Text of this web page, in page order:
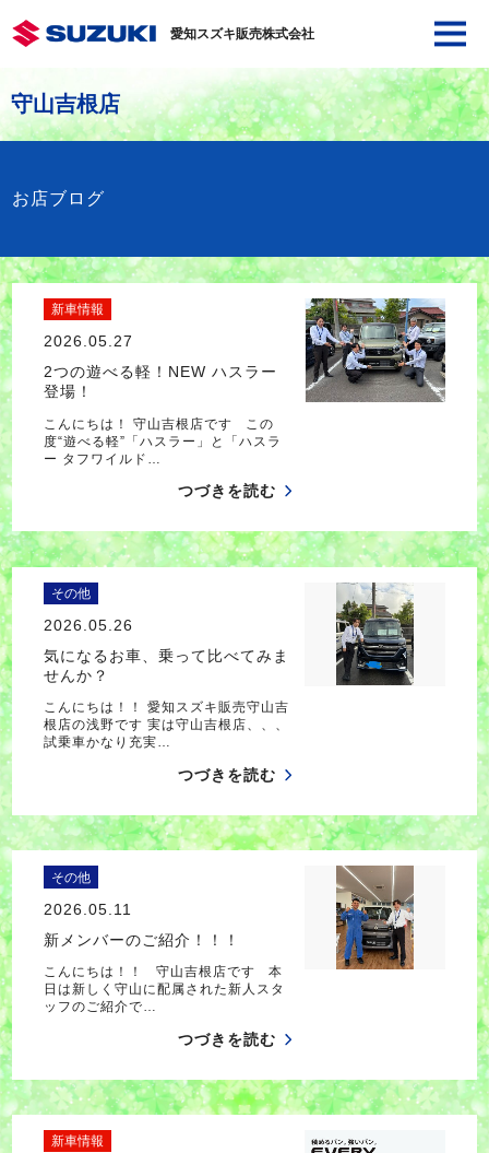
愛知スズキ販売株式会社
守山吉根店
お店ブログ
新車情報
2026.05.27
2つの遊べる軽！NEW ハスラー
登場！
こんにちは！ 守山吉根店です この
度“遊べる軽”「ハスラー」と「ハスラ
ー タフワイルド…
つづきを読む
その他
2026.05.26
気になるお車、乗って比べてみま
せんか？
こんにちは！！ 愛知スズキ販売守山吉
根店の浅野です 実は守山吉根店、、、
試乗車かなり充実…
つづきを読む
その他
2026.05.11
新メンバーのご紹介！！！
こんにちは！！ 守山吉根店です 本
日は新しく守山に配属された新人スタ
ッフのご紹介で…
つづきを読む
新車情報